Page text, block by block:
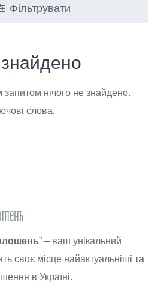
Фільтрувати
нічого не знайдено.
слова.
” – ваш унікальний
своє місце найактуальніші та
в Україні.